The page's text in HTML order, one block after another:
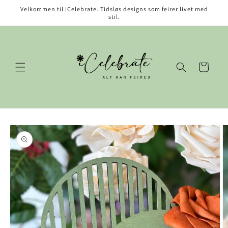
tilVelkommen til iCelebrate. Tidsløs designs som feirer livet med
stil.
Handlekurv
til